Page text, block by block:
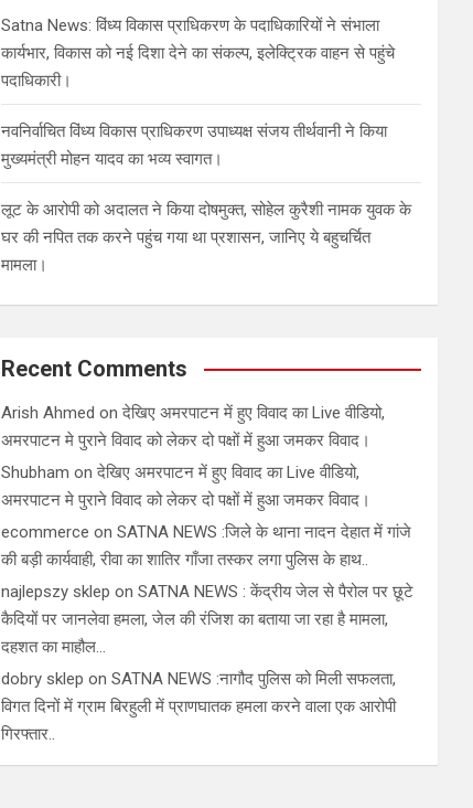
Satna News: विंध्य विकास प्राधिकरण के पदाधिकारियों ने संभाला
कार्यभार, विकास को नई दिशा देने का संकल्प, इलेक्ट्रिक वाहन से पहुंचे
पदाधिकारी।
नवनिर्वाचित विंध्य विकास प्राधिकरण उपाध्यक्ष संजय तीर्थवानी ने किया
मुख्यमंत्री मोहन यादव का भव्य स्वागत।
लूट के आरोपी को अदालत ने किया दोषमुक्त, सोहेल कुरैशी नामक युवक के
घर की नपित तक करने पहुंच गया था प्रशासन, जानिए ये बहुचर्चित
मामला।
Recent Comments
Arish Ahmed onदेखिए अमरपाटन में हुए विवाद का Live वीडियो,
अमरपाटन मे पुराने विवाद को लेकर दो पक्षों में हुआ जमकर विवाद।
Shubham onदेखिए अमरपाटन में हुए विवाद का Live वीडियो,
अमरपाटन मे पुराने विवाद को लेकर दो पक्षों में हुआ जमकर विवाद।
ecommerce onSATNA NEWS :जिले के थाना नादन देहात में गांजे
की बड़ी कार्यवाही, रीवा का शातिर गाँजा तस्कर लगा पुलिस के हाथ..
najlepszy sklep onSATNA NEWS : केंद्रीय जेल से पैरोल पर छूटे
कैदियों पर जानलेवा हमला, जेल की रंजिश का बताया जा रहा है मामला,
दहशत का माहौल…
dobry sklep onSATNA NEWS :नागौद पुलिस को मिली सफलता,
विगत दिनों में ग्राम बिरहुली में प्राणघातक हमला करने वाला एक आरोपी
गिरफ्तार..